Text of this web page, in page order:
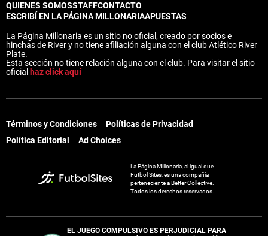
QUIENES SOMOSSTAFFCONTACTO
ESCRIBÍ EN LA PÁGINA MILLONARIAAPUESTAS
La Página Millonaria es un sitio no oficial, creado por socios e
hinchas de River y no tiene afiliación alguna con el club Atlético River
Plate.
Esta sección no tiene relación alguna con el club. Para visitar el sitio
oficial haz click aquí
Términos y Condiciones
Políticas de Privacidad
Política Editorial
Ad Choices
La Página Millonaria, al igual que
Futbol Sites, es una compañía
perteneciente a Better Collective.
Todos los derechos reservados.
EL JUEGO COMPULSIVO ES PERJUDICIAL PARA